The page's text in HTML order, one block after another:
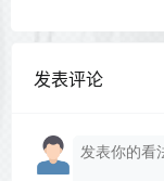
发表评论